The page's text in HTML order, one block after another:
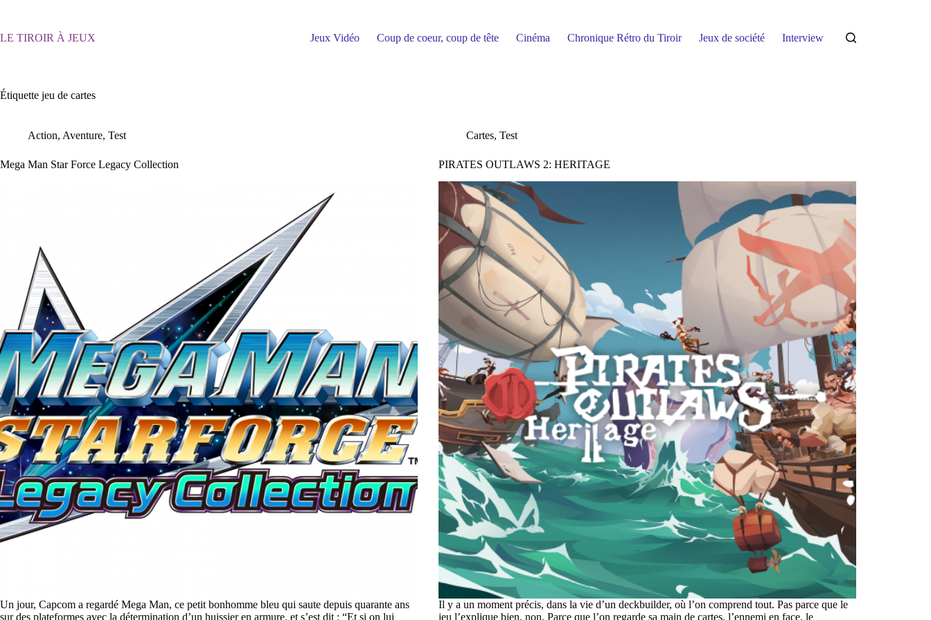
LE TIROIR À JEUX Jeux Vidéo Coup de coeur, coup de tête Cinéma Chronique Rétro du Tiroir Jeux de société Interview
Étiquette jeu de cartes
Action, Aventure, Test
Mega Man Star Force Legacy Collection
Un jour, Capcom a regardé Mega Man, ce petit bonhomme bleu qui saute depuis quarante ans
sur des plateformes avec la détermination d’un huissier en armure, et s’est dit : “Et si on lui
Cartes,Test
PIRATES OUTLAWS 2: HERITAGE
Il y a un moment précis, dans la vie d’un deckbuilder, où l’on comprend tout. Pas parce que le
jeu l’explique bien, non. Parce que l’on regarde sa main de cartes, l’ennemi en face, le